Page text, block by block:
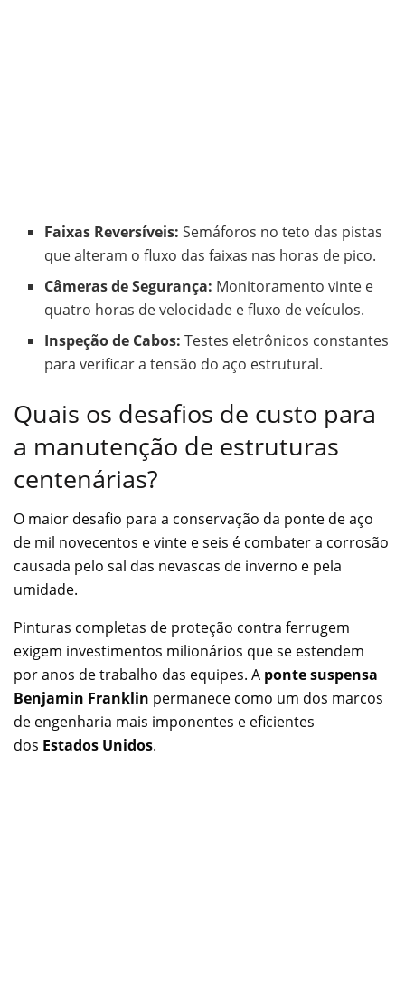
Faixas Reversíveis: Semáforos no teto das pistas
que alteram o fluxo das faixas nas horas de pico.
Câmeras de Segurança: Monitoramento vinte e
quatro horas de velocidade e fluxo de veículos.
Inspeção de Cabos: Testes eletrônicos constantes
para verificar a tensão do aço estrutural.
Quais os desafios de custo para
a manutenção de estruturas
centenárias?
O maior desafio para a conservação da ponte de aço
de mil novecentos e vinte e seis é combater a corrosão
causada pelo sal das nevascas de inverno e pela
umidade.
Pinturas completas de proteção contra ferrugem
exigem investimentos milionários que se estendem
por anos de trabalho das equipes. A ponte suspensa
Benjamin Franklin permanece como um dos marcos
de engenharia mais imponentes e eficientes
dos Estados Unidos.